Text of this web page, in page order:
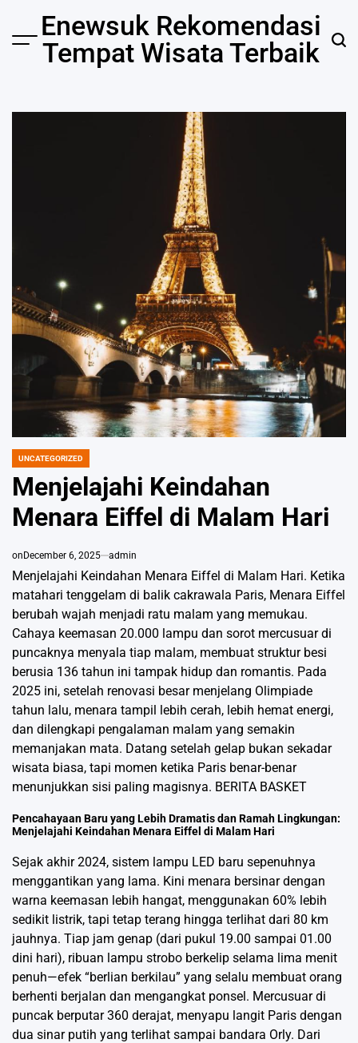
content
Menu
Enewsuk Rekomendasi
Tempat Wisata Terbaik
POSTED
IN
UNCATEGORIZED
Menjelajahi Keindahan
Menara Eiffel di Malam Hari
on December 6, 2025 admin
Menjelajahi Keindahan Menara Eiffel di Malam Hari. Ketika
matahari tenggelam di balik cakrawala Paris, Menara Eiffel
berubah wajah menjadi ratu malam yang memukau.
Cahaya keemasan 20.000 lampu dan sorot mercusuar di
puncaknya menyala tiap malam, membuat struktur besi
berusia 136 tahun ini tampak hidup dan romantis. Pada
2025 ini, setelah renovasi besar menjelang Olimpiade
tahun lalu, menara tampil lebih cerah, lebih hemat energi,
dan dilengkapi pengalaman malam yang semakin
memanjakan mata. Datang setelah gelap bukan sekadar
wisata biasa, tapi momen ketika Paris benar-benar
menunjukkan sisi paling magisnya. BERITA BASKET
Pencahayaan Baru yang Lebih Dramatis dan Ramah Lingkungan:
Menjelajahi Keindahan Menara Eiffel di Malam Hari
Sejak akhir 2024, sistem lampu LED baru sepenuhnya
menggantikan yang lama. Kini menara bersinar dengan
warna keemasan lebih hangat, menggunakan 60% lebih
sedikit listrik, tapi tetap terang hingga terlihat dari 80 km
jauhnya. Tiap jam genap (dari pukul 19.00 sampai 01.00
dini hari), ribuan lampu strobo berkelip selama lima menit
penuh—efek “berlian berkilau” yang selalu membuat orang
berhenti berjalan dan mengangkat ponsel. Mercusuar di
puncak berputar 360 derajat, menyapu langit Paris dengan
dua sinar putih yang terlihat sampai bandara Orly. Dari